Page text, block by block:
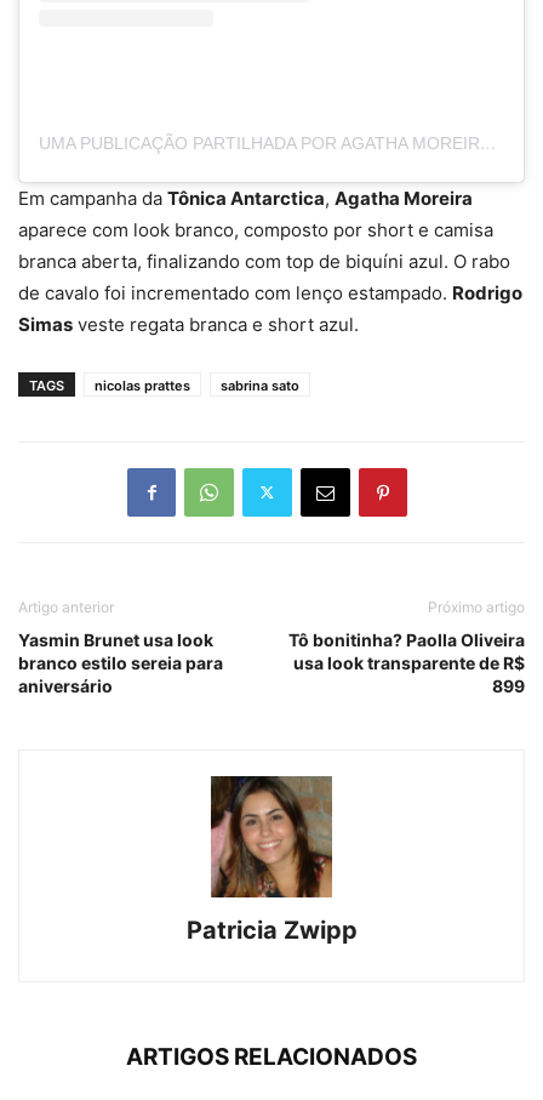
UMA PUBLICAÇÃO PARTILHADA POR AGATHA MOREIRA (@AGATHAAMOREIRAA)
Em campanha da Tônica Antarctica, Agatha Moreira
aparece com look branco, composto por short e camisa
branca aberta, finalizando com top de biquíni azul. O rabo
de cavalo foi incrementado com lenço estampado. Rodrigo
Simas veste regata branca e short azul.
TAGS nicolas prattes sabrina sato
Artigo anterior
Yasmin Brunet usa look
branco estilo sereia para
aniversário
Próximo artigo
Tô bonitinha? Paolla Oliveira
usa look transparente de R$
899
Patricia Zwipp
ARTIGOS RELACIONADOS